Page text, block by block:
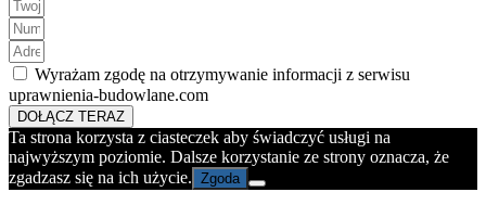
Wyrażam zgodę na otrzymywanie informacji z serwisu
uprawnienia-budowlane.com
DOŁĄCZ TERAZ
Ta strona korzysta z ciasteczek aby świadczyć usługi na
najwyższym poziomie. Dalsze korzystanie ze strony oznacza, że
zgadzasz się na ich użycie. Zgoda